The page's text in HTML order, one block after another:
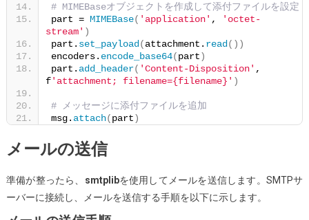
# MIMEBaseオブジェクトを作成して添付ファイルを設定
part = MIMEBase( 'application' ,
'octet-
stream' )
part. set_payload (attachment. read ())
encoders. encode_base64(part)
part. add_header( 'Content-Disposition' ,
f'attachment; filename={filename}' )
# メッセージに添付ファイルを追加
msg. attach(part)
メールの送信
準備が整ったら、 smtplibを使用してメールを送信します。SMTPサ
ーバーに接続し、メールを送信する手順を以下に示します。